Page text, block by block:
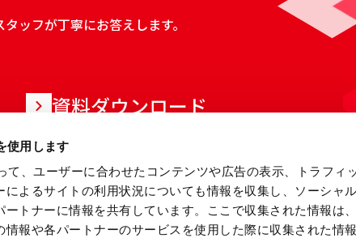
使用します
て、ユーザーに合わせたコンテンツや広告の表示、トラフィ
によるサイトの利用状況についても情報を収集し、ソーシャ
ートナーに情報を共有しています。ここで収集された情報は
情報や各パートナーのサービスを使用した際に収集された情
ッフが丁寧にお答えします。
資料ダウンロード